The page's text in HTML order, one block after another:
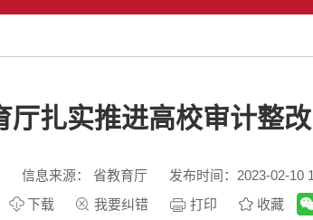
厅扎实推进高校审计整改
信息来源： 省教育厅
发布时间：2023-02-10
下载 我要纠错 打印 收藏